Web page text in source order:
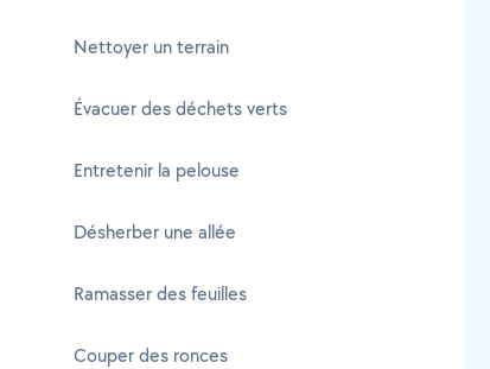
Nettoyer un terrain
Évacuer des déchets verts
Entretenir la pelouse
Désherber une allée
Ramasser des feuilles
Couper des ronces